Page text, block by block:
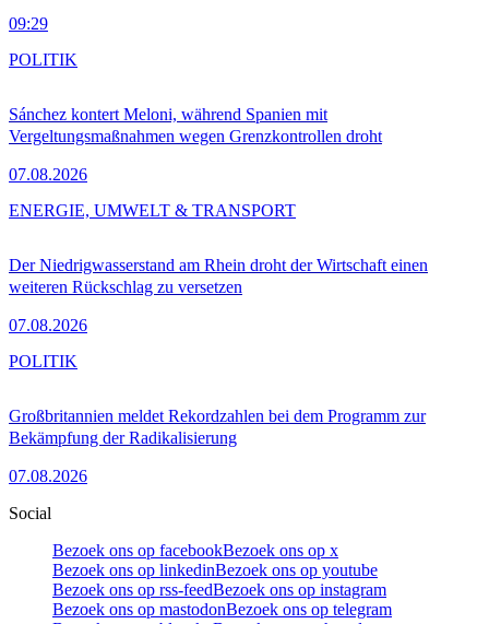
09:29
Sánchez kontert Meloni, während Spanien mit
Vergeltungsmaßnahmen wegen Grenzkontrollen droht
07.08.2026
POLITIK
Der Niedrigwasserstand am Rhein droht der Wirtschaft einen
weiteren Rückschlag zu versetzen
07.08.2026
ENERGIE, UMWELT & TRANSPORT
Großbritannien meldet Rekordzahlen bei dem Programm zur
Bekämpfung der Radikalisierung
07.08.2026
POLITIK
Social
Bezoek ons op facebookBezoek ons op x
Bezoek ons op linkedinBezoek ons op youtube
Bezoek ons op rss-feedBezoek ons op instagram
Bezoek ons op mastodonBezoek ons op telegram